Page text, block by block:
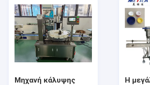
Μηχανή πλήρωσης μπουκαλιών
ΜΗΧΑΝΗ ΚΑΠ ΜΠΟΥΚΑΛΙΩΝ
μηχανή μαρκαρίσματος μπουκαλιών
Μηχανή κάλυψης
Η